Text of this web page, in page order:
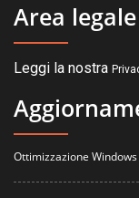
Area legale
Leggi la nostra
Ottimizzazione